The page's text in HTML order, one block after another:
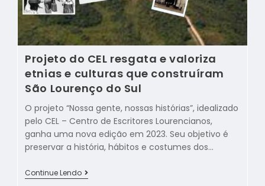
Projeto do CEL resgata e valoriza
etnias e culturas que construíram
São Lourenço do Sul
O projeto “Nossa gente, nossas histórias”, idealizado
pelo CEL – Centro de Escritores Lourencianos,
ganha uma nova edição em 2023. Seu objetivo é
preservar a história, hábitos e costumes dos…
Continue Lendo